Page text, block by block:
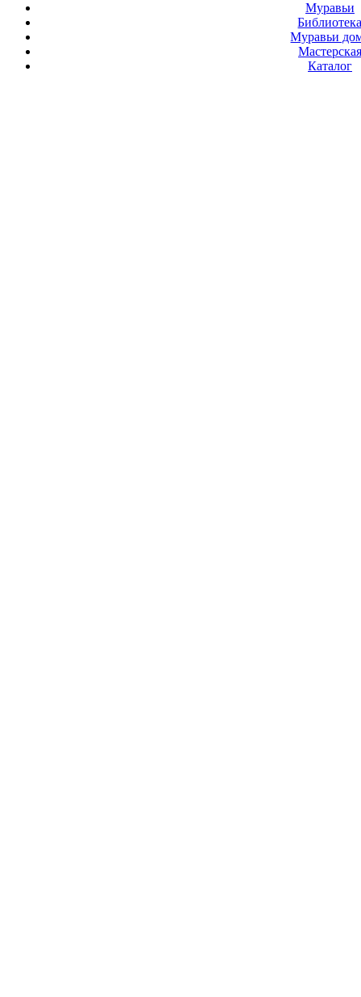
Муравьи
Муравьи
Мастерская
Каталог